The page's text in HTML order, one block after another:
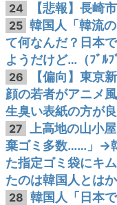
24 【悲報】長崎
25 韓国人「韓流
て何なんだ？日本
ようだけど…（ﾌﾞﾙ
26
【偏向】東京
顔の若者がアニメ
生臭い表紙の方が
27
上高地の山小
棄ゴミ多数……」→
た指定ゴミ袋にキ
たのは韓国人とは
28 韓国人「日本